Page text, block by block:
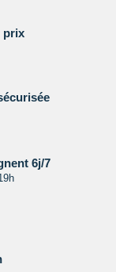
étrangère
consulat ou de
sanitaires étant
et votre
étrangères en
prix
6j/7